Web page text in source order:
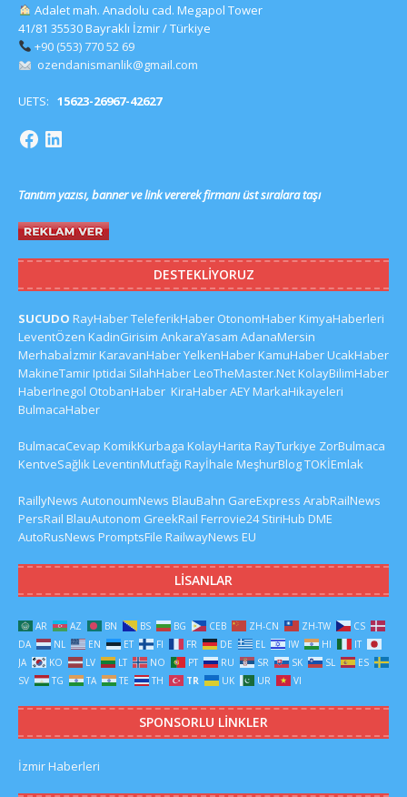
Adalet mah. Anadolu cad. Megapol Tower
41/81 35530 Bayraklı İzmir / Türkiye
+90 (553) 770 52 69
ozendanismanlik@gmail.com
UETS: 15623-26967-42627
Tanıtım yazısı, banner ve link vererek firmanı üst sıralara taşı
DESTEKLIYORUZ
SUCUDO RayHaberTeleferikHaber OtonomHaberKimyaHaberleri
LeventÖzen KadinGirisim AnkaraYasam AdanaMersin
MerhabaİzmirKaravanHaberYelkenHaberKamuHaberUcakHaber
MakineTamirIptidai SilahHaberLeoTheMaster.NetKolayBilimHaber
HaberInegol OtobanHaber KiraHaberAEYMarkaHikayeleri
BulmacaHaber
BulmacaCevap KomikKurbaga KolayHarita RayTurkiye ZorBulmaca
KentveSağlıkLeventinMutfağı Rayİhale MeşhurBlogTOKİEmlak
RaillyNews AutonoumNews BlauBahn GareExpress ArabRailNews
PersRail BlauAutonom GreekRail Ferrovie24 StiriHub DME
AutoRusNews PromptsFile RailwayNews EU
LISANLAR
AR AZ BN BS BG CEB ZH-CN ZH-TW
CS
DA
NL EN ET FI FR DE EL IW HI
IT
JA
KO LV LT NO PT RU SR SK SL
ES
SV
TG TA TE TH TR UK UR VI
SPONSORLU LINKLER
İzmir Haberleri